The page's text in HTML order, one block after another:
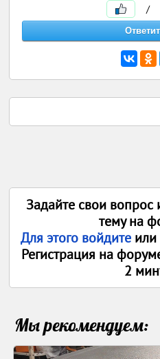
/
Задайте свои вопрос
тему на
Для этого войдите или
Регистрация на
2
Мы рекомендуем: